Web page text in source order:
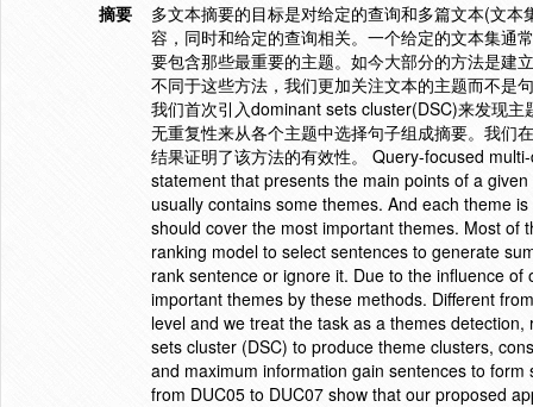
摘要
多文本摘要的目标是对给定的查询和多篇文本(文
容，同时和给定的查询相关。一个给定的文本集通
要包含那些最重要的主题。如今大部分的方法是建
不同于这些方法，我们更加关注文本的主题而不是
我们首次引入dominant sets cluster(DSC)来发现
无重复性来从各个主题中选择句子组成摘要。我们
结果证明了该方法的有效性。 Query-focused
statement that presents the main points of a
usually contains some themes. And each theme
should cover the most important themes. Most of
ranking model to select sentences to generate
rank sentence or ignore it. Due to the influence
important themes by these methods. Different
level and we treat the task as a themes
sets cluster (DSC) to produce theme clusters,
and maximum information gain sentences to
from DUC05 to DUC07 show that our proposed